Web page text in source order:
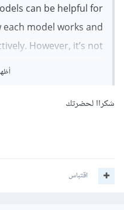
can be helpful for
model works and
However, it’s not
equations in detail.
equations instead
main equation is:
شكراا لحضرتك
اقتباس